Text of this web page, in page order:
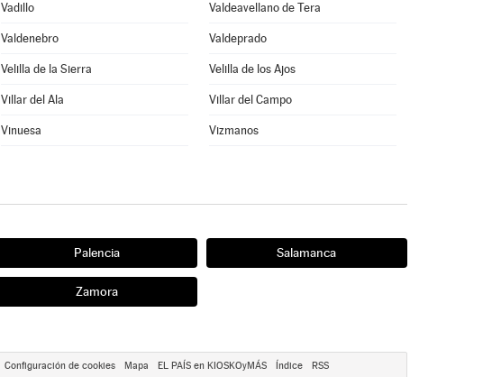
Vadillo Valdeavellano de Tera
Valdenebro Valdeprado
Velilla de la Sierra Velilla de los Ajos
Villar del Ala Villar del Campo
Vinuesa Vizmanos
Palencia Salamanca
Zamora
Configuración de cookies Mapa EL PAÍS en KIOSKOyMÁS Índice RSS